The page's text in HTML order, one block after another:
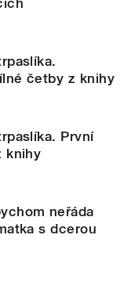
četby z knihy
První
knihy
neřáda
s dcerou